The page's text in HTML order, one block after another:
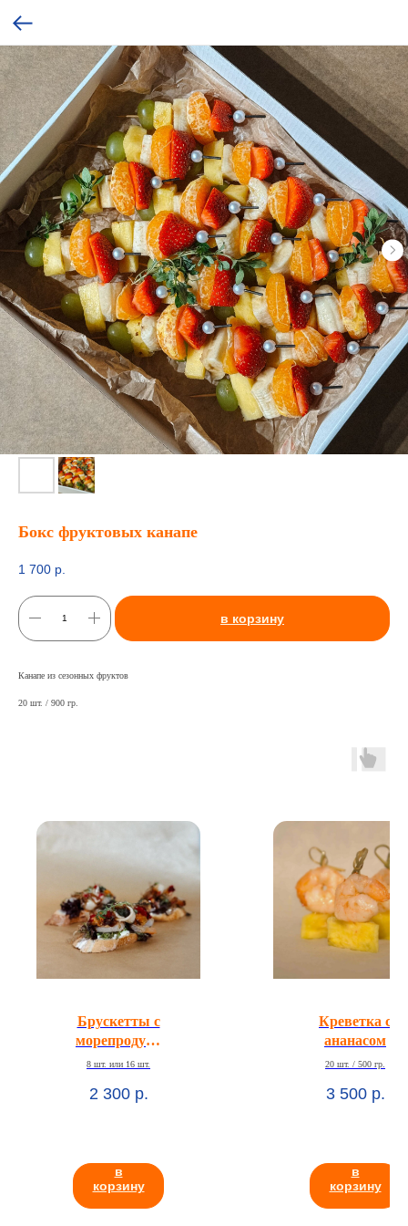
Бокс фруктовых канапе
1 700 р.
в корзину
Канапе из сезонных фруктов
20 шт. / 900 гр.
Брускетты с
морепродукт
ами
8 шт. или 16 шт.
2 300 р.
в
корзину
Креветка с
ананасом
20 шт. / 500 гр.
3 500 р.
в
корзину